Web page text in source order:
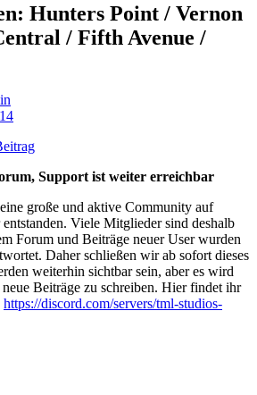
Hunters Point / Vernon
/ Fifth Avenue /
Support ist weiter erreichbar
große und aktive Community auf
Viele Mitglieder sind deshalb
Forum und Beiträge neuer User wurden
Daher schließen wir ab sofort dieses
weiterhin sichtbar sein, aber es wird
Beiträge zu schreiben. Hier findet ihr
https://discord.com/servers/tml-studios-